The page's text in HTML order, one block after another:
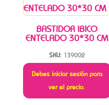
BASTIDOR IBICO
ENTELADO 30*30 CM
SKU: 139002
Debes iniciar sesión para
ver el precio.